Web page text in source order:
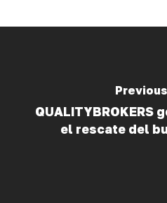
QUALITYBROKERS
el rescate del